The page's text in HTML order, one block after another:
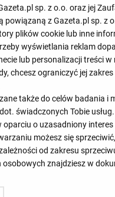
37'
46'46'
SKŁADY
sp. z o.o. oraz jej
powiązaną z Gazeta.pl sp.
plików cookie lub inne
wyświetlania reklam
lub personalizacji treści
chcesz ograniczyć jej
także do celów badania
świadczonych Tobie
o uzasadniony
możesz się
od zakresu
znajdziesz w